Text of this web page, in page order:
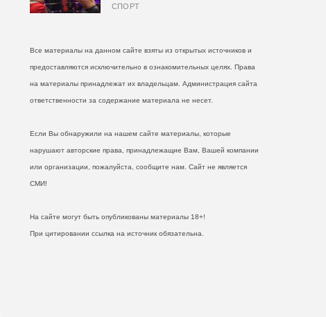
СПОРТ
Все материалы на данном сайте взяты из открытых источников и
предоставляются исключительно в ознакомительных целях. Права
на материалы принадлежат их владельцам. Администрация сайта
ответственности за содержание материала не несет.
Если Вы обнаружили на нашем сайте материалы, которые
нарушают авторские права, принадлежащие Вам, Вашей компании
или организации, пожалуйста, сообщите нам. Сайт не является
СМИ!
На сайте могут быть опубликованы материалы 18+!
При цитировании ссылка на источник обязательна.